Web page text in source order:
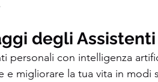
degli
personali con intelligenza
e migliorare la tua vita in